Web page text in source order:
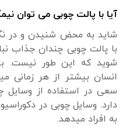
آیا با پالت چوبی می توان
شاید به محض شنیدن و در
با پالت چوبی چندان جذاب
شوید که این طور نیست.
انسان بیشتر از هر زمانی
سعی در استفاده از وسایل
دارد. وسایل چوبی در
به افراد میدهد.